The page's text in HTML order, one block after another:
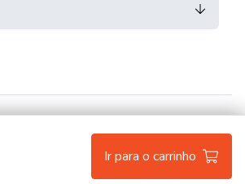
Ir para o carrinho
© Todos os direitos reservados.